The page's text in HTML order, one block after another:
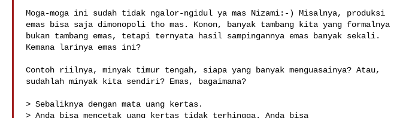
Moga-moga ini sudah tidak ngalor-ngidul ya mas Nizami:-) Misalnya, produksi
emas bisa saja dimonopoli tho mas. Konon, banyak tambang kita yang formalnya
bukan tambang emas, tetapi ternyata hasil sampingannya emas banyak sekali.
Kemana larinya emas ini?
Contoh riilnya, minyak timur tengah, siapa yang banyak menguasainya? Atau,
sudahlah minyak kita sendiri? Emas, bagaimana?
> Sebaliknya dengan mata uang kertas.
> Anda bisa mencetak uang kertas tidak terhingga. Anda bisa